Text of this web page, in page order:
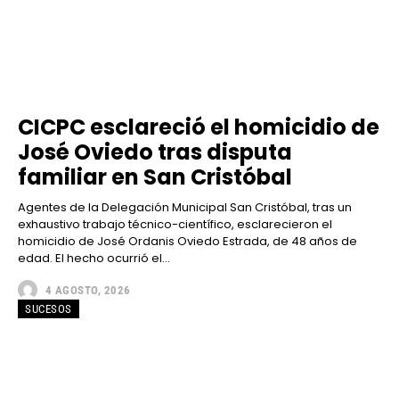
CICPC esclareció el homicidio de
José Oviedo tras disputa
familiar en San Cristóbal
Agentes de la Delegación Municipal San Cristóbal, tras un
exhaustivo trabajo técnico-científico, esclarecieron el
homicidio de José Ordanis Oviedo Estrada, de 48 años de
edad. El hecho ocurrió el...
4 AGOSTO, 2026
SUCESOS